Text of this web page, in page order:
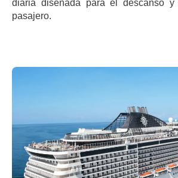
diaria diseñada para el descanso y
pasajero.